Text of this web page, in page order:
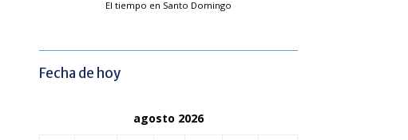
El tiempo en Santo Domingo
Fecha de hoy
agosto 2026